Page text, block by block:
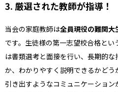
3. 厳選された教師が指導！
当会の家庭教師は全員現役の難関大
です。生徒様の第一志望校合格と
は書類選考と面接を行い、長期的
か、わかりやすく説明できるかど
引き出すようなコミュニケーショ